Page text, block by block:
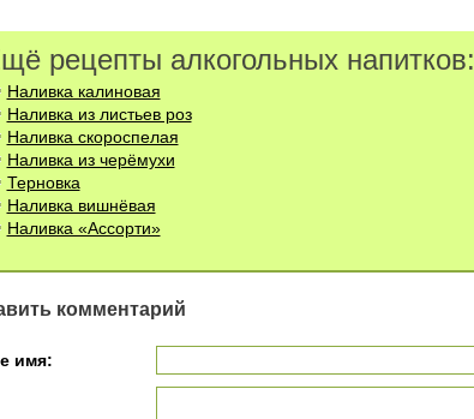
рецепты алкогольных напитков:
Наливка калиновая
Наливка из листьев роз
Наливка скороспелая
Наливка из черёмухи
Терновка
Наливка вишнёвая
Наливка «Ассорти»
комментарий
имя: